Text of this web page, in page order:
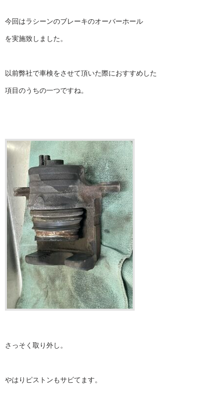
今回はラシーンのブレーキのオーバーホール
を実施致しました。
以前弊社で車検をさせて頂いた際におすすめした
項目のうちの一つですね。
さっそく取り外し。
やはりピストンもサビてます。